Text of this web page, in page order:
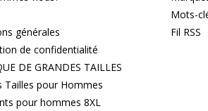
générales
de confidentialité
DE GRANDES TAILLES
Tailles pour Hommes
pour hommes 8XL
Mots-
Fil RSS